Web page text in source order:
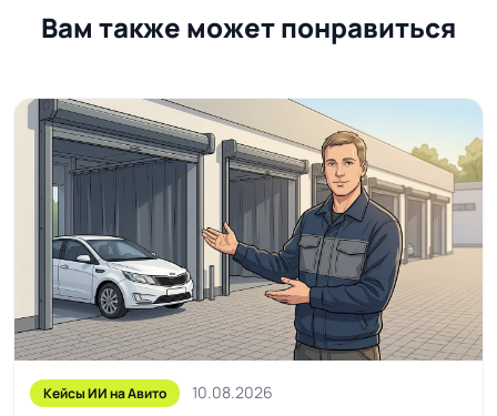
Вам также может понравиться
Кейсы ИИ на Авито 10.08.2026